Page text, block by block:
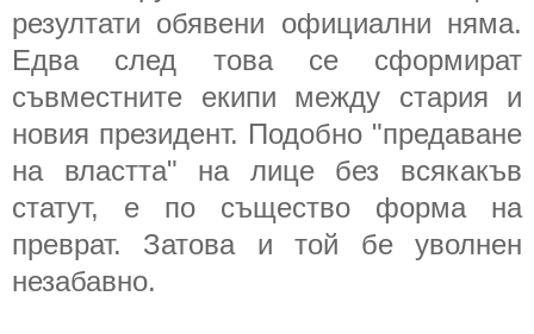
резултати обявени официални няма.
Едва след това се сформират
съвместните екипи между стария и
новия президент. Подобно "предаване
на властта" на лице без всякакъв
статут, е по същество форма на
преврат. Затова и той бе уволнен
незабавно.